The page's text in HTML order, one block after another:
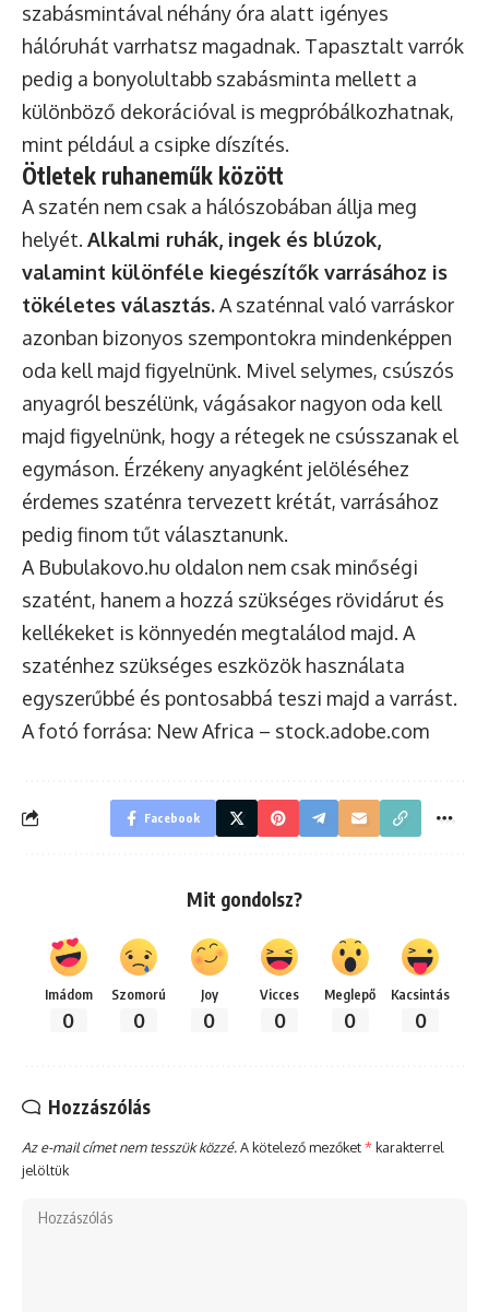
szabásmintával néhány óra alatt igényes
hálóruhát varrhatsz magadnak. Tapasztalt varrók
pedig a bonyolultabb szabásminta mellett a
különböző dekorációval is megpróbálkozhatnak,
mint például a csipke díszítés.
Ötletek ruhaneműk között
A szatén nem csak a hálószobában állja meg
helyét. Alkalmi ruhák, ingek és blúzok,
valamint különféle kiegészítők varrásához is
tökéletes választás.A szaténnal való varráskor
azonban bizonyos szempontokra mindenképpen
oda kell majd figyelnünk. Mivel selymes, csúszós
anyagról beszélünk, vágásakor nagyon oda kell
majd figyelnünk, hogy a rétegek ne csússzanak el
egymáson. Érzékeny anyagként jelöléséhez
érdemes szaténra tervezett krétát, varrásához
pedig finom tűt választanunk.
A Bubulakovo.hu oldalon nem csak minőségi
szatént, hanem a hozzá szükséges rövidárut és
kellékeket is könnyedén megtalálod majd. A
szaténhez szükséges eszközök használata
egyszerűbbé és pontosabbá teszi majd a varrást.
A fotó forrása: New Africa – stock.adobe.com
Facebook
Mit gondolsz?
Imádom
0
Szomorú
0
Joy
0
Vicces
0
Meglepő
0
Kacsintás
0
Hozzászólás
Az e-mail címet nem tesszük közzé.A kötelező mezőket* karakterrel
jelöltük